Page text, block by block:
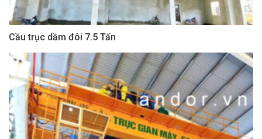
Cầu trục dầm đôi 7.5 Tấn